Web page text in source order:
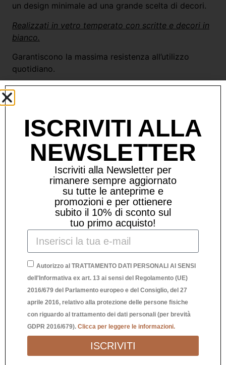
un design minimale ad una grande scelta di decori.
Realizzati in vetro temperato con scritte e decori in
bianco.
Garantiscono la massima resistenza all’utilizzo
quotidiano.
Capacità: 35,5cl
Dimensioni: altezza 8,7 – diametro 8,5cm
LAVABILI IN LAVASTOVIGLIE MAX 50° , SENZA
DETERSIVI ABRASIVI O AGRESSIVI
Prodotti Correlati
ISCRIVITI ALLA
NEWSLETTER
Iscriviti alla Newsletter per
rimanere sempre aggiornato
su tutte le anteprime e
promozioni e per ottienere
subito il 10% di sconto sul
tuo primo acquisto!
Autorizzo al TRATTAMENTO DATI PERSONALI AI SENSI
dell'Informativa ex art. 13 ai sensi del Regolamento (UE)
2016/679 del Parlamento europeo e del Consiglio, del 27
aprile 2016, relativo alla protezione delle persone fisiche
con riguardo al trattamento dei dati personali (per brevità
GDPR 2016/679). Clicca per leggere le informazioni.
ISCRIVITI